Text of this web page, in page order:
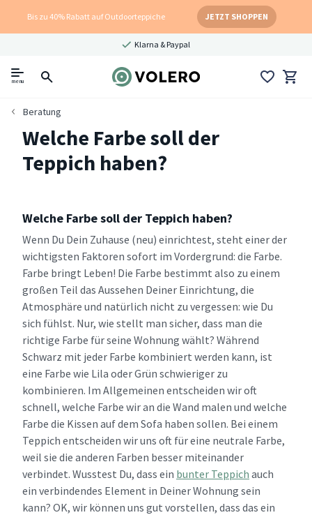
Bis zu 40% Rabatt auf Outdoorteppiche JETZT SHOPPEN
Klarna & Paypal
menu
Beratung
Welche Farbe soll der
Teppich haben?
Welche Farbe soll der Teppich haben?
Wenn Du Dein Zuhause (neu) einrichtest, steht einer der
wichtigsten Faktoren sofort im Vordergrund: die Farbe.
Farbe bringt Leben! Die Farbe bestimmt also zu einem
großen Teil das Aussehen Deiner Einrichtung, die
Atmosphäre und natürlich nicht zu vergessen: wie Du
sich fühlst. Nur, wie stellt man sicher, dass man die
richtige Farbe für seine Wohnung wählt? Während
Schwarz mit jeder Farbe kombiniert werden kann, ist
eine Farbe wie Lila oder Grün schwieriger zu
kombinieren. Im Allgemeinen entscheiden wir oft
schnell, welche Farbe wir an die Wand malen und welche
Farbe die Kissen auf dem Sofa haben sollen. Bei einem
Teppich entscheiden wir uns oft für eine neutrale Farbe,
weil sie die anderen Farben besser miteinander
verbindet. Wusstest Du, dass ein bunter Teppich auch
ein verbindendes Element in Deiner Wohnung sein
kann? OK, wir können uns gut vorstellen, dass das ein